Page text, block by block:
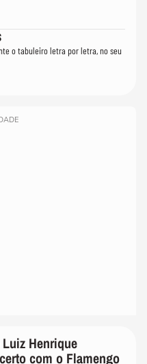
o tabuleiro letra por letra, no seu
Henrique
com o Flamengo